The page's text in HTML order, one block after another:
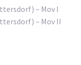
– Mov I
– Mov II